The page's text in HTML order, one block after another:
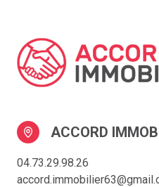
ACCORD
04.73.29.98.26